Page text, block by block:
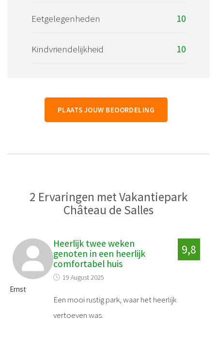
Eetgelegenheden 10
Kindvriendelijkheid 10
PLAATS JOUW BEOORDELING
2 Ervaringen met Vakantiepark
Château de Salles
Ernst
Heerlijk twee weken
genoten in een heerlijk
comfortabel huis
19 August 2025
9,8
Een mooi rustig park, waar het heerlijk
vertoeven was.